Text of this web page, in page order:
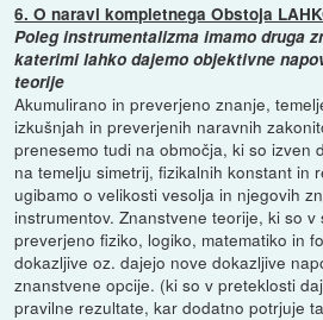
6. O naravi kompletnega Obstoja
Poleg instrumentalizma imamo druga
katerimi lahko dajemo objektivne
teorije
Akumulirano in preverjeno znanje,
izkušnjah in preverjenih naravnih
prenesemo tudi na območja, ki so izven
na temelju simetrij, fizikalnih konstant in
ugibamo o velikosti vesolja in njegovih
instrumentov. Znanstvene teorije, ki so v
preverjeno fiziko, logiko, matematiko in
dokazljive oz. dajejo nove dokazljive
znanstvene opcije. (ki so v preteklosti
pravilne rezultate, kar dodatno potrjuje